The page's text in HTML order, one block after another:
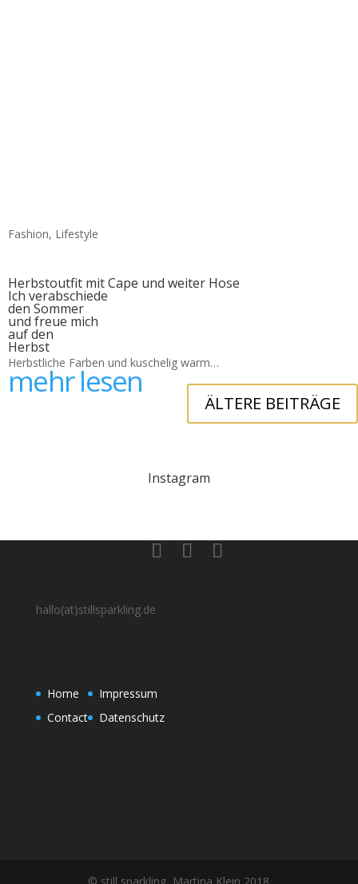
Fashion, Lifestyle
Herbstoutfit mit Cape und weiter Hose
Ich verabschiede
den Sommer
und freue mich
auf den
Herbst
Herbstliche Farben und kuschelig warm…
mehr lesen
ÄLTERE BEITRÄGE
Instagram
hallo(at)stillsparkling.de
Home
Contact
Impressum
Datenschutz